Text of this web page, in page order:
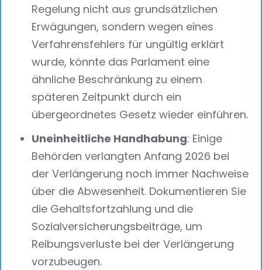
Regelung nicht aus grundsätzlichen
Erwägungen, sondern wegen eines
Verfahrensfehlers für ungültig erklärt
wurde, könnte das Parlament eine
ähnliche Beschränkung zu einem
späteren Zeitpunkt durch ein
übergeordnetes Gesetz wieder einführen.
Uneinheitliche Handhabung: Einige
Behörden verlangten Anfang 2026 bei
der Verlängerung noch immer Nachweise
über die Abwesenheit. Dokumentieren Sie
die Gehaltsfortzahlung und die
Sozialversicherungsbeiträge, um
Reibungsverluste bei der Verlängerung
vorzubeugen.